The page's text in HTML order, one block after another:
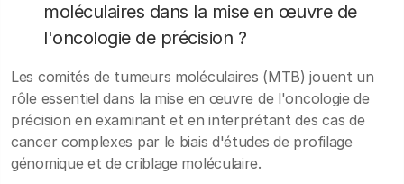
moléculaires dans la mise en œuvre de
l'oncologie de précision ?
Les comités de tumeurs moléculaires (MTB) jouent un
rôle essentiel dans la mise en œuvre de l'oncologie de
précision en examinant et en interprétant des cas de
cancer complexes par le biais d'études de profilage
génomique et de criblage moléculaire.